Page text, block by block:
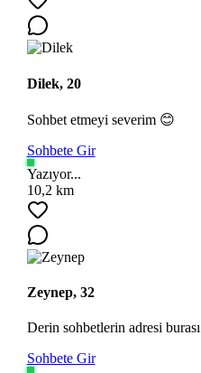
Dilek, 20
Sohbet etmeyi severim 😊
Sohbete Gir
Yazıyor...
10,2 km
Zeynep, 32
Derin sohbetlerin adresi burası
Sohbete Gir